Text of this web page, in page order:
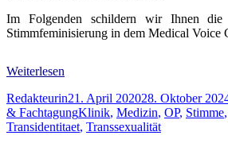
Im Folgenden schildern wir Ihnen die
Stimmfeminisierung in dem Medical Voice
Weiterlesen
Autor
RedakteurinVeröffentlicht
am
21. April 202028. Oktober
& FachtagungSchlagwörter
Klinik, Medizin, OP, Stimme,
Transidentitaet, Transsexualität